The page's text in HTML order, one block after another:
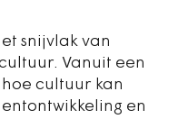
snijvlak van
Vanuit een
cultuur kan
en